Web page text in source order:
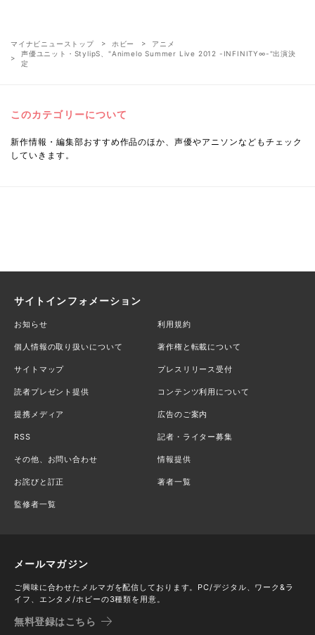
マイナビニューストップ ホビー
アニメ
声優ユニット・StylipS、"Animelo Summer Live 2012 -INFINITY∞-"出演決
定
このカテゴリーについて
新作情報・編集部おすすめ作品のほか、声優やアニソンなどもチェック
していきます。
サイトインフォメーション
お知らせ 利用規約
個人情報の取り扱いについて 著作権と転載について
サイトマップ プレスリリース受付
読者プレゼント提供 コンテンツ利用について
提携メディア 広告のご案内
RSS 記者・ライター募集
その他、お問い合わせ 情報提供
お詫びと訂正 著者一覧
監修者一覧
メールマガジン
ご興味に合わせたメルマガを配信しております。PC/デジタル、ワーク&ラ
イフ、エンタメ/ホビーの3種類を用意。
無料登録はこちら